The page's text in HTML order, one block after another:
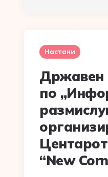
Настани
Државен
по
“New